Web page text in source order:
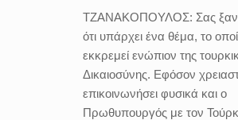
ΤΖΑΝΑΚΟΠΟΥΛΟΣ: Σας
ότι υπάρχει ένα θέμα, το
εκκρεμεί ενώπιον της
Δικαιοσύνης. Εφόσον
επικοινωνήσει φυσικά και ο
Πρωθυπουργός με τον